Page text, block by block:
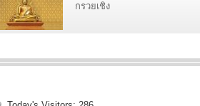
กรวยเชิง